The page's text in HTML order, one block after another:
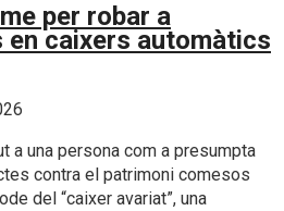
per robar a
en caixers automàtics
a una persona com a presumpta
contra el patrimoni comesos
del “caixer avariat”, una